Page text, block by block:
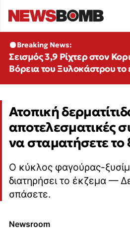
Breaking News:
Σεισμός 3,9 Ρίχτερ στον
Βόρεια του Ξυλοκάστρου το
Ατοπική
αποτελεσματικές
να σταματήσετε το
Ο κύκλος φαγούρας-
διατηρήσει το έκζεμα —
σπάσετε.
Newsroom